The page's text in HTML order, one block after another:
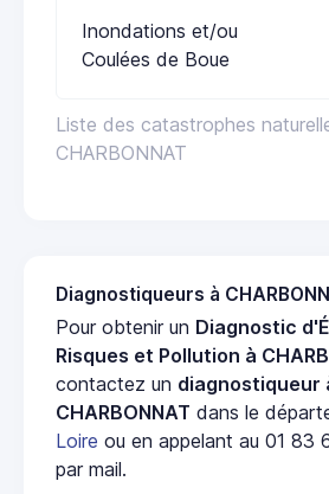
Liste des catastrophes
CHARBONNAT
Inondations et/ou
Coulées de Boue
Diagnostiqueurs à
Pour obtenir un Diagnostic
Risques et Pollution à
contactez un diagnostiqueur
CHARBONNAT dans le
Loire ou en appelant au 01 83
par mail.